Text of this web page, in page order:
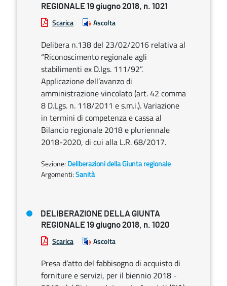
REGIONALE 19 giugno 2018, n. 1021
Scarica Ascolta
Delibera n.138 del 23/02/2016 relativa al
“Riconoscimento regionale agli
stabilimenti ex D.Igs. 111/92”.
Applicazione dell’avanzo di
amministrazione vincolato (art. 42 comma
8 D.Lgs. n. 118/2011 e s.m.i.). Variazione
in termini di competenza e cassa al
Bilancio regionale 2018 e pluriennale
2018-2020, di cui alla L.R. 68/2017.
Sezione: Deliberazioni della Giunta regionale
Argomenti:Sanità
DELIBERAZIONE DELLA GIUNTA
REGIONALE 19 giugno 2018, n. 1020
Scarica Ascolta
Presa d’atto del fabbisogno di acquisto di
forniture e servizi, per il biennio 2018 -